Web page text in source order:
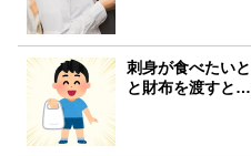
刺身が食べたい
と財布を渡すと…